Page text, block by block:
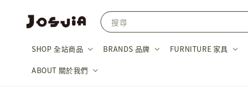
搜尋
SHOP 全站商品 BRANDS 品牌 FURNITURE 家具
ABOUT 關於我們